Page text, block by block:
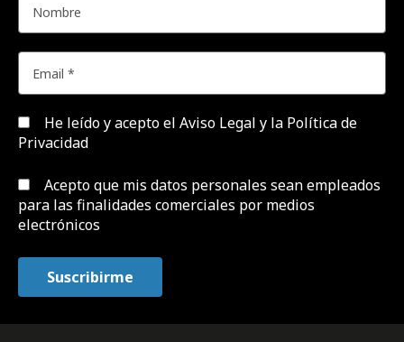
He leído y acepto el Aviso Legal y la Política de
Privacidad
Acepto que mis datos personales sean empleados
para las finalidades comerciales por medios
electrónicos